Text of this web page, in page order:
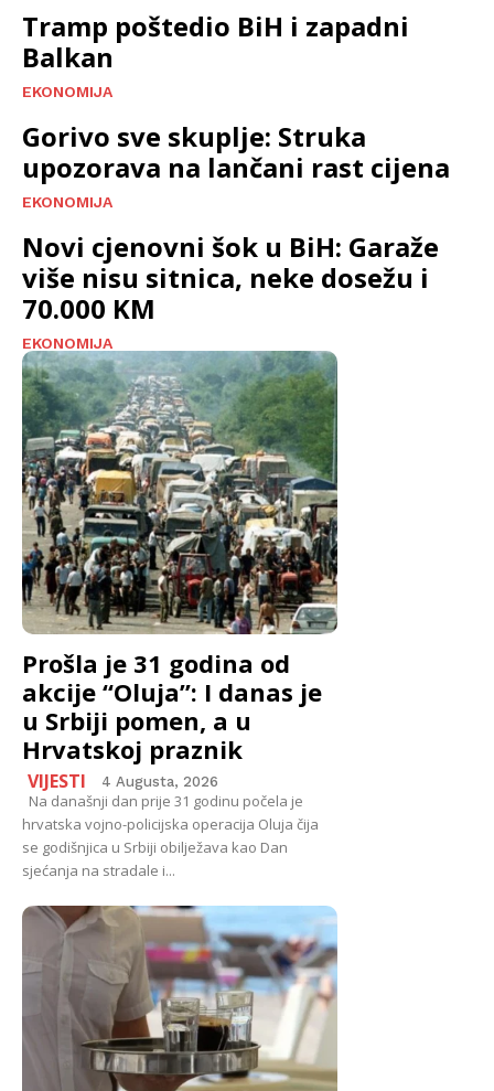
Tramp poštedio BiH i zapadni
Balkan
EKONOMIJA
Gorivo sve skuplje: Struka
upozorava na lančani rast cijena
EKONOMIJA
Novi cjenovni šok u BiH: Garaže
više nisu sitnica, neke dosežu i
70.000 KM
EKONOMIJA
Prošla je 31 godina od
akcije “Oluja”: I danas je
u Srbiji pomen, a u
Hrvatskoj praznik
VIJESTI 4 Augusta, 2026
Na današnji dan prije 31 godinu počela je
hrvatska vojno-policijska operacija Oluja čija
se godišnjica u Srbiji obilježava kao Dan
sjećanja na stradale i...